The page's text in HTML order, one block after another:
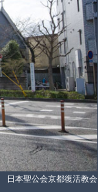
日本聖公会京都復活教会